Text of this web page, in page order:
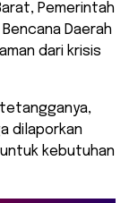
Pemerintah
Daerah
dari krisis
dilaporkan
kebutuhan